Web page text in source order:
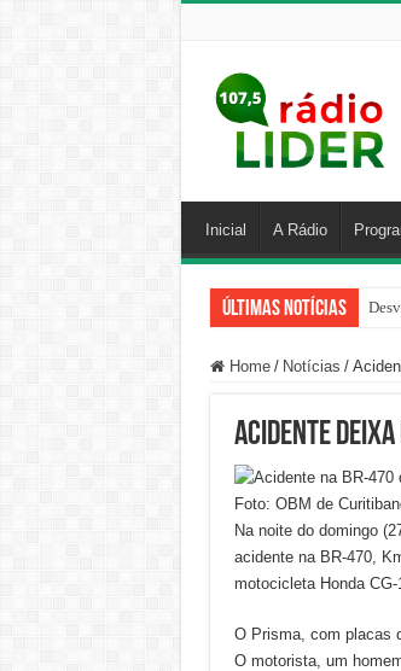
Inicial A Rádio
Últimas Notícias
Home / Notícias /
Acidente
Foto: OBM de
Na noite do domingo
acidente na BR-470,
motocicleta Honda CG-
O Prisma, com placas
O motorista, um